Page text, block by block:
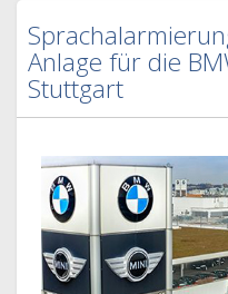
Anlage für die
Stuttgart